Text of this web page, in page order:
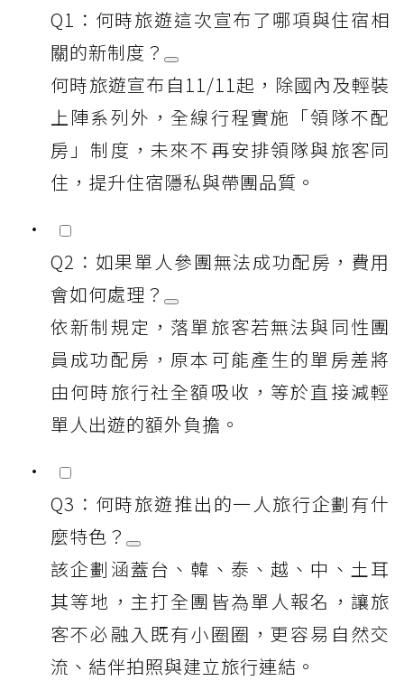
Q1：何時旅遊這次宣布了哪項與住宿相
關的新制度？
何時旅遊宣布自11/11起，除國內及輕裝
上陣系列外，全線行程實施「領隊不配
房」制度，未來不再安排領隊與旅客同
住，提升住宿隱私與帶團品質。
Q2：如果單人參團無法成功配房，費用
會如何處理？
依新制規定，落單旅客若無法與同性團
員成功配房，原本可能產生的單房差將
由何時旅行社全額吸收，等於直接減輕
單人出遊的額外負擔。
Q3：何時旅遊推出的一人旅行企劃有什
麼特色？
該企劃涵蓋台、韓、泰、越、中、土耳
其等地，主打全團皆為單人報名，讓旅
客不必融入既有小圈圈，更容易自然交
流、結伴拍照與建立旅行連結。